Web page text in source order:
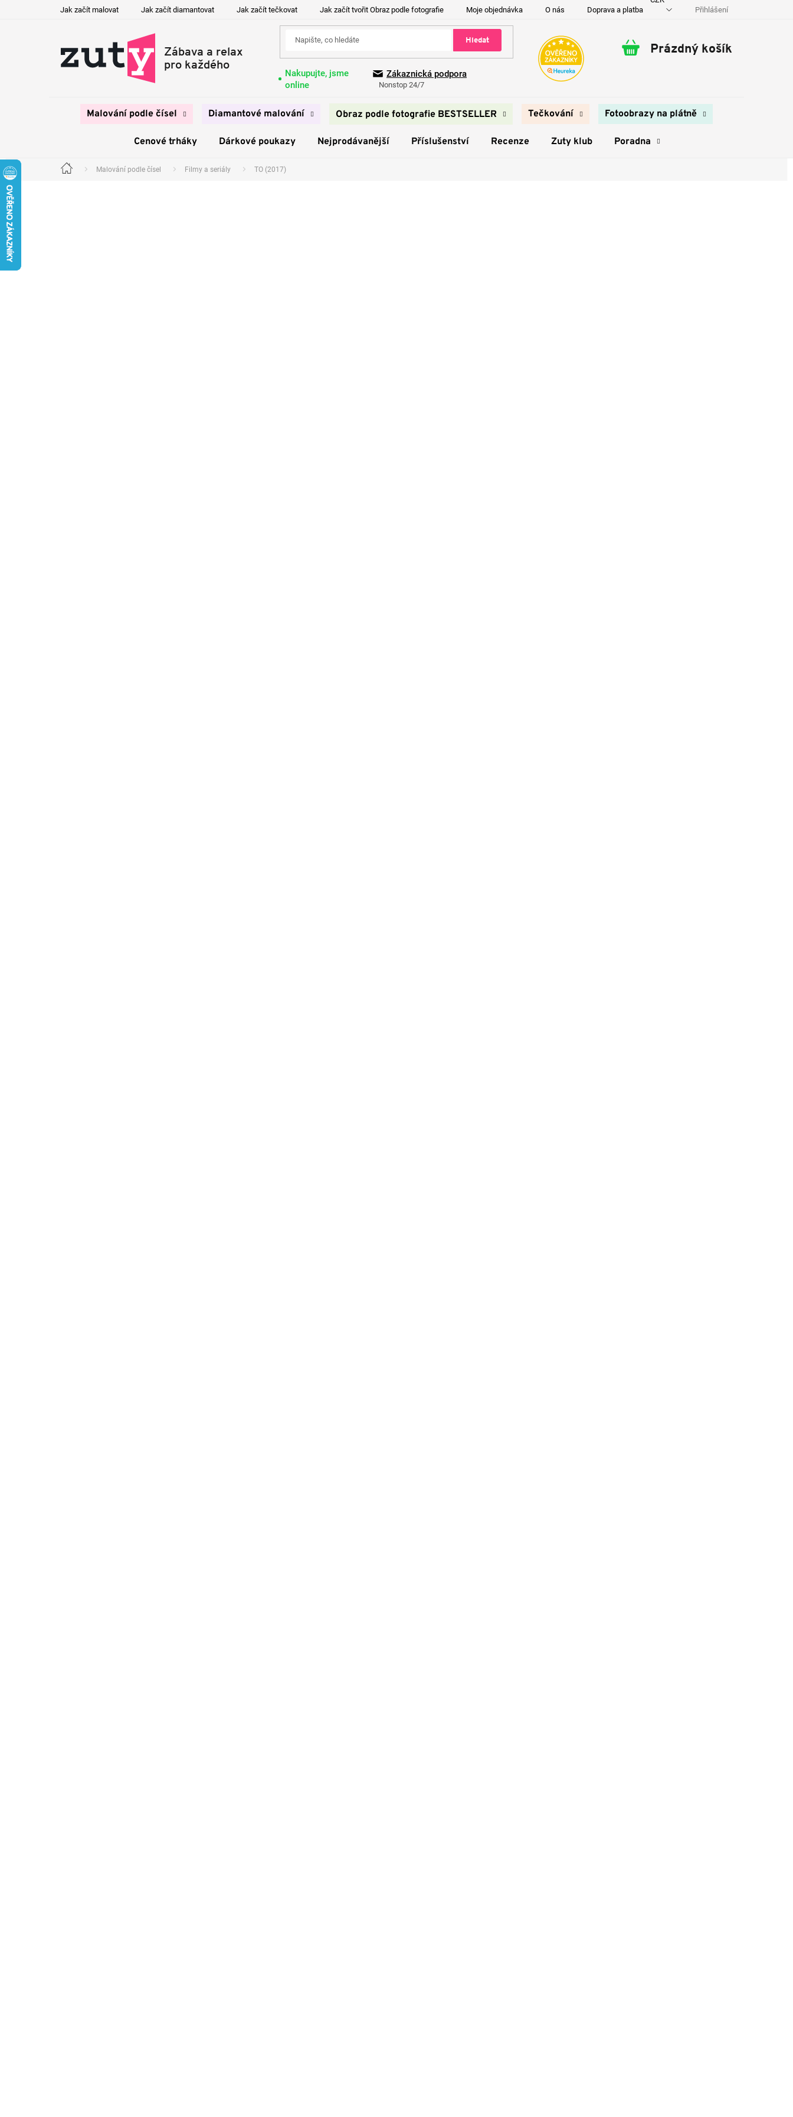
Jak začít malovat Jak začít diamantovat Jak začít tečkovat Jak začít tvořit Obraz podle fotografie Moje objednávka O nás Doprava a platba Kontakty Přihlášení
Hledat
Nakupujte, jsme
online
Zákaznická podpora
Nonstop 24/7
Nákupní
Prázdný košík
Malování podle čísel Diamantové malování Obraz podle fotografie BESTSELLER Tečkování Fotoobrazy na plátně
Cenové trháky Dárkové poukazy Nejprodávanější Příslušenství Recenze Zuty klub Poradna
Domů Malování podle čísel Filmy a seriály TO (2017)